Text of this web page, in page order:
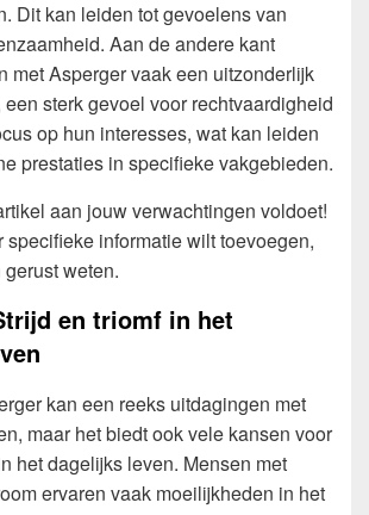
Dit kan leiden tot gevoelens van
Aan de andere kant
met Asperger vaak een uitzonderlijk
sterk gevoel voor rechtvaardigheid
op hun interesses, wat kan leiden
prestaties in specifieke vakgebieden.
aan jouw verwachtingen voldoet!
specifieke informatie wilt toevoegen,
weten.
en triomf in het
kan een reeks uitdagingen met
maar het biedt ook vele kansen voor
het dagelijks leven. Mensen met
ervaren vaak moeilijkheden in het